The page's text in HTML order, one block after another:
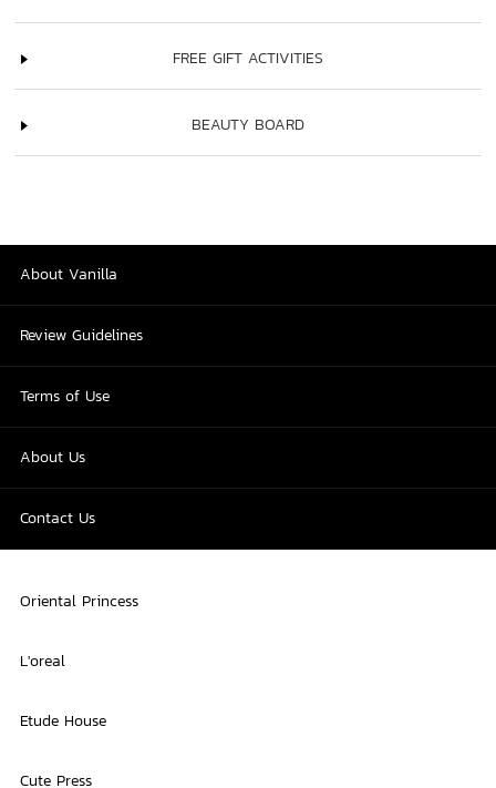
FREE GIFT ACTIVITIES
BEAUTY BOARD
About Vanilla
Review Guidelines
Terms of Use
About Us
Contact Us
Oriental Princess
L'oreal
Etude House
Cute Press